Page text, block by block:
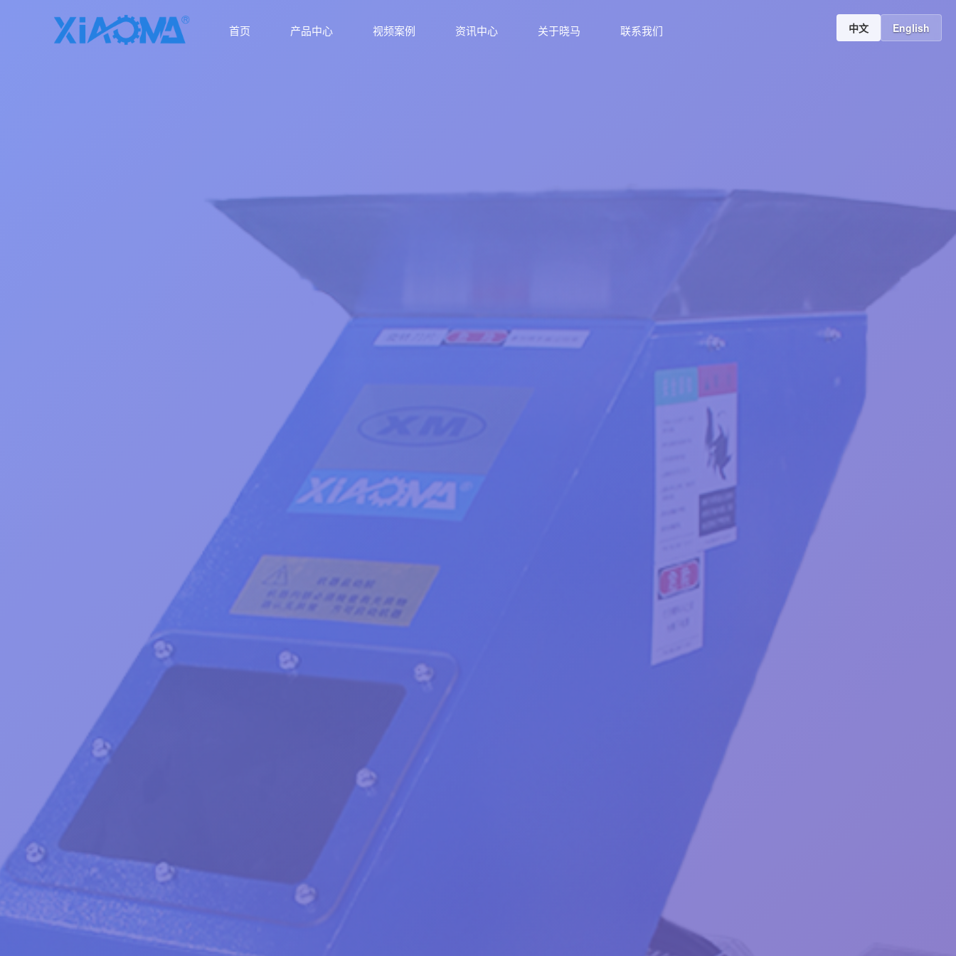
中文 English
首页 产品中心 视频案例 资讯中心 关于晓马 联系我们